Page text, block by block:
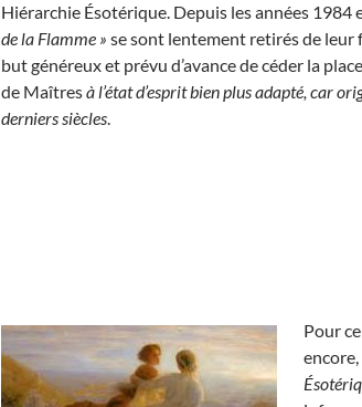
Hiérarchie Ésotérique. Depuis les années 1984
de la Flamme » se sont lentement retirés de leur
but généreux et prévu d’avance de céder la
de Maîtresà l’état d’esprit bien plus adapté, car
derniers siècles.
Pour
encore,